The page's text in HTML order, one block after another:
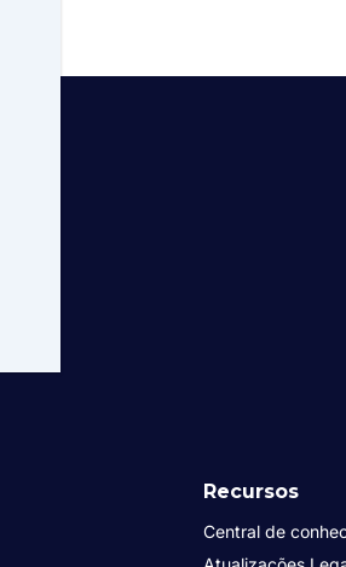
Recursos
Central de